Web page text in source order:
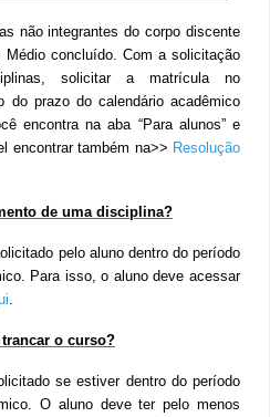
não integrantes do corpo discente
concluído. Com a solicitação
solicitar a matrícula no
do prazo do calendário acadêmico
encontra na aba “Para alunos” e
encontrar também na>> Resolução
de uma disciplina?
pelo aluno dentro do período
Para isso, o aluno deve acessar
o curso?
se estiver dentro do período
O aluno deve ter pelo menos